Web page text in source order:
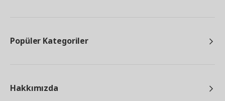
Popüler Kategoriler
Hakkımızda